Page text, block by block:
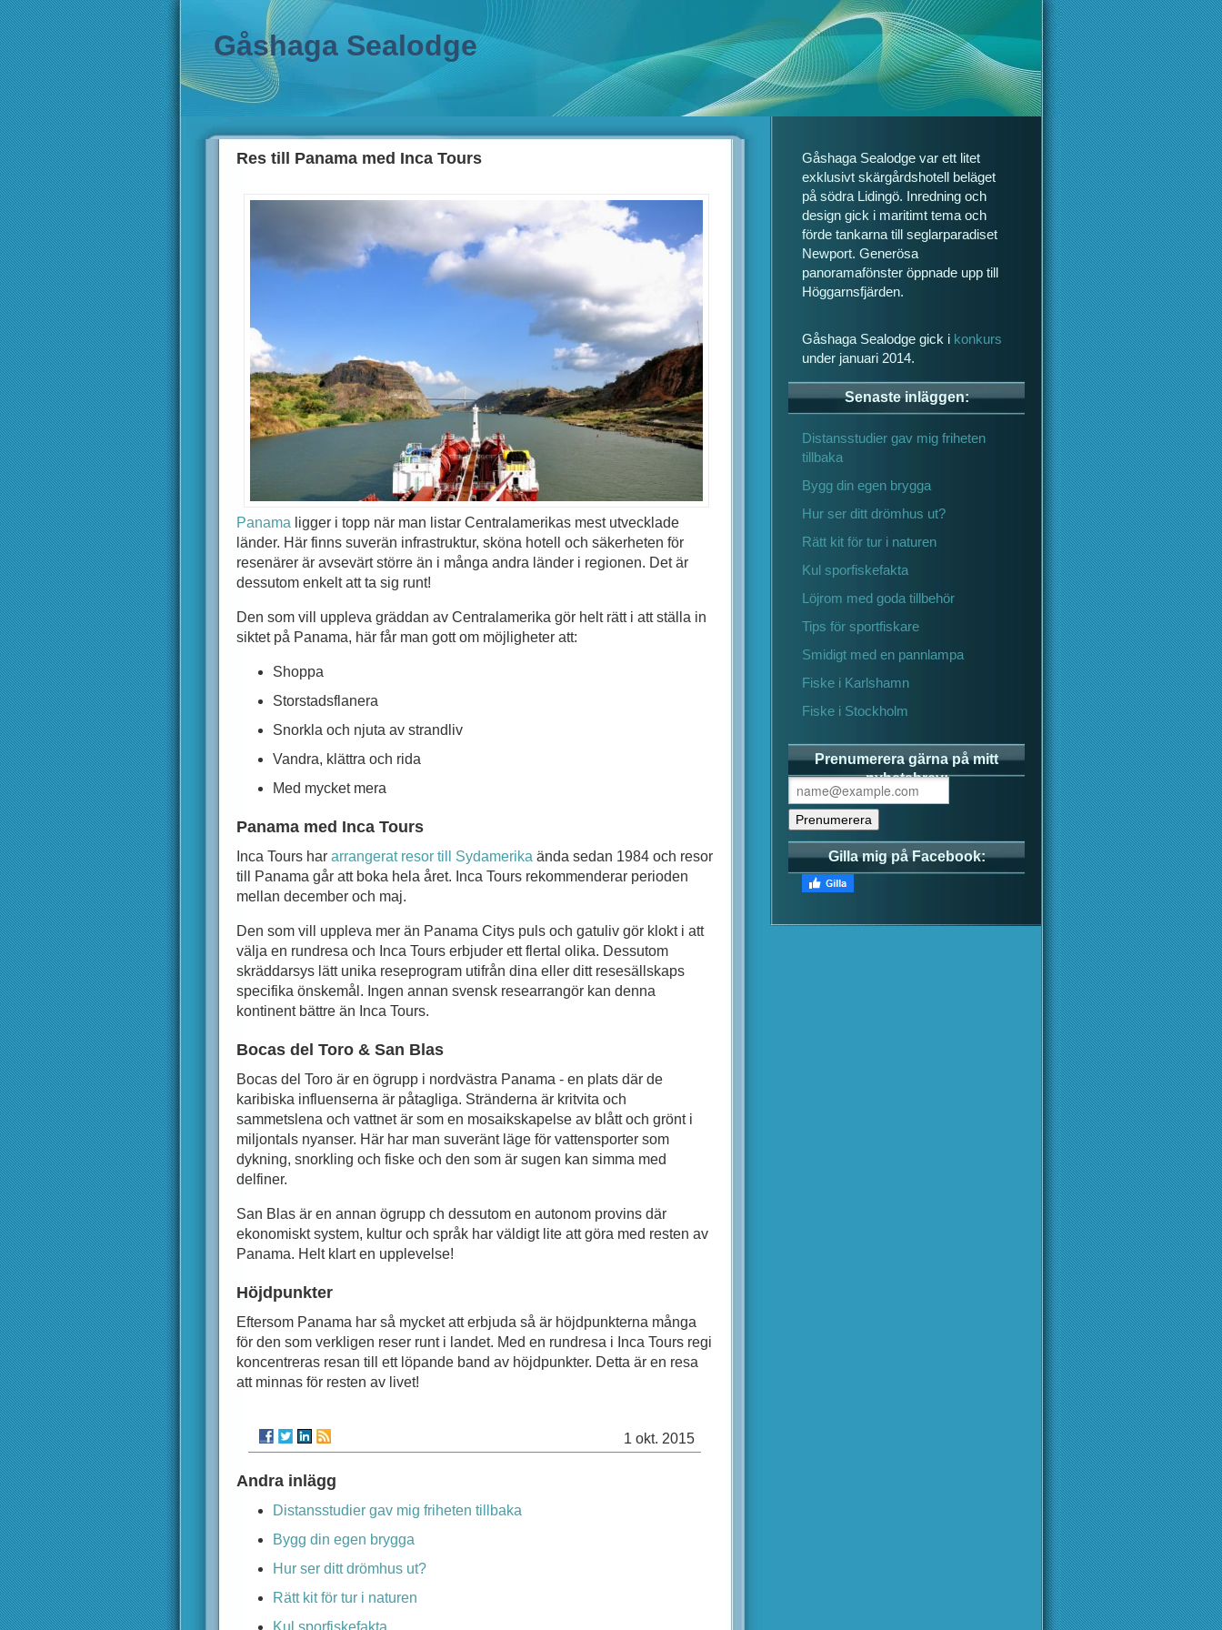
Gåshaga Sealodge
Res till Panama med Inca Tours
Panama ligger i topp när man listar Centralamerikas mest utvecklade
länder. Här finns suverän infrastruktur, sköna hotell och säkerheten för
resenärer är avsevärt större än i många andra länder i regionen. Det är
dessutom enkelt att ta sig runt!
Den som vill uppleva gräddan av Centralamerika gör helt rätt i att ställa in
siktet på Panama, här får man gott om möjligheter att:
Shoppa
Storstadsflanera
Snorkla och njuta av strandliv
Vandra, klättra och rida
Med mycket mera
Panama med Inca Tours
Inca Tours har arrangerat resor till Sydamerika ända sedan 1984 och resor
till Panama går att boka hela året. Inca Tours rekommenderar perioden
mellan december och maj.
Den som vill uppleva mer än Panama Citys puls och gatuliv gör klokt i att
välja en rundresa och Inca Tours erbjuder ett flertal olika. Dessutom
skräddarsys lätt unika reseprogram utifrån dina eller ditt resesällskaps
specifika önskemål. Ingen annan svensk researrangör kan denna
kontinent bättre än Inca Tours.
Bocas del Toro & San Blas
Bocas del Toro är en ögrupp i nordvästra Panama - en plats där de
karibiska influenserna är påtagliga. Stränderna är kritvita och
sammetslena och vattnet är som en mosaikskapelse av blått och grönt i
miljontals nyanser. Här har man suveränt läge för vattensporter som
dykning, snorkling och fiske och den som är sugen kan simma med
delfiner.
San Blas är en annan ögrupp ch dessutom en autonom provins där
ekonomiskt system, kultur och språk har väldigt lite att göra med resten av
Panama. Helt klart en upplevelse!
Höjdpunkter
Eftersom Panama har så mycket att erbjuda så är höjdpunkterna många
för den som verkligen reser runt i landet. Med en rundresa i Inca Tours regi
koncentreras resan till ett löpande band av höjdpunkter. Detta är en resa
att minnas för resten av livet!
1 okt. 2015
Andra inlägg
Distansstudier gav mig friheten tillbaka
Bygg din egen brygga
Hur ser ditt drömhus ut?
Rätt kit för tur i naturen
Gåshaga Sealodge var ett litet
exklusivt skärgårdshotell beläget
på södra Lidingö. Inredning och
design gick i maritimt tema och
förde tankarna till seglarparadiset
Newport. Generösa
panoramafönster öppnade upp till
Höggarnsfjärden.
Gåshaga Sealodge gick i konkurs
under januari 2014.
Senaste inläggen:
Distansstudier gav mig friheten
tillbaka
Bygg din egen brygga
Hur ser ditt drömhus ut?
Rätt kit för tur i naturen
Kul sporfiskefakta
Löjrom med goda tillbehör
Tips för sportfiskare
Smidigt med en pannlampa
Fiske i Karlshamn
Fiske i Stockholm
Prenumerera gärna på mitt
nyhetsbrev:
Gilla mig på Facebook: